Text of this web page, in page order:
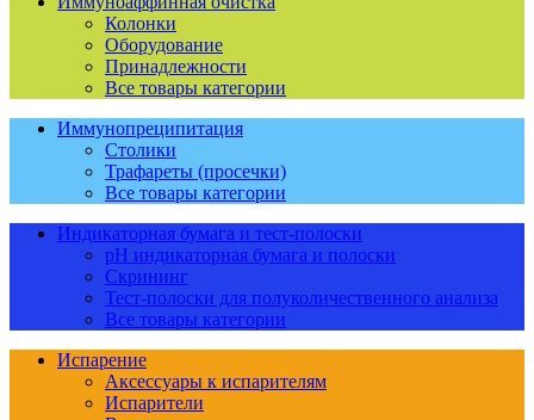
Колонки
Оборудование
Принадлежности
Все товары категории
Иммунопреципитация
Столики
Трафареты (просечки)
Все товары категории
Индикаторная бумага и тест-полоски
pH индикаторная бумага и полоски
Скрининг
Тест-полоски для полуколичественного анализа
Все товары категории
Испарение
Аксессуары к испарителям
Испарители